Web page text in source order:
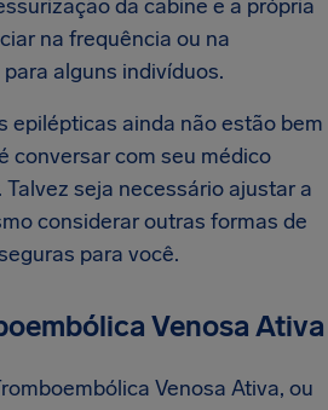
da cabine e a própria
na frequência ou na
alguns indivíduos.
epilépticas ainda não estão bem
conversar com seu médico
seja necessário ajustar a
considerar outras formas de
para você.
Venosa Ativa
Venosa Ativa, ou